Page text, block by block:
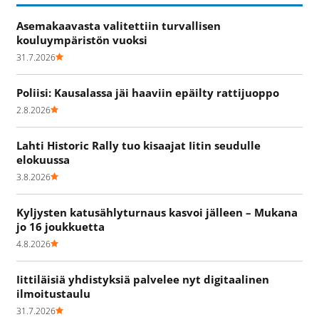
Asemakaavasta valitettiin turvallisen
kouluympäristön vuoksi
31.7.2026
Poliisi: Kausalassa jäi haaviin epäilty rattijuoppo
2.8.2026
Lahti Historic Rally tuo kisaajat Iitin seudulle
elokuussa
3.8.2026
Kyljysten katusählyturnaus kasvoi jälleen – Mukana
jo 16 joukkuetta
4.8.2026
Iittiläisiä yhdistyksiä palvelee nyt digitaalinen
ilmoitustaulu
31.7.2026